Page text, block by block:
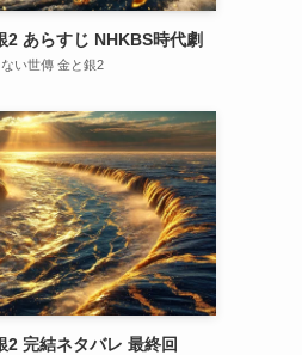
2 あらすじ NHKBS時代劇
い世傳 金と銀2
2 完結ネタバレ 最終回